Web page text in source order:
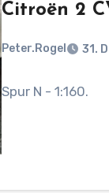
Citroën 2
Peter.Rogel 31.
Spur N - 1:160.